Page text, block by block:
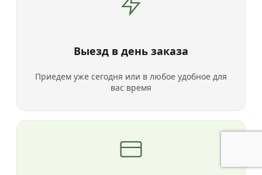
Выезд в день заказа
Приедем уже сегодня или в любое удобное для
вас время